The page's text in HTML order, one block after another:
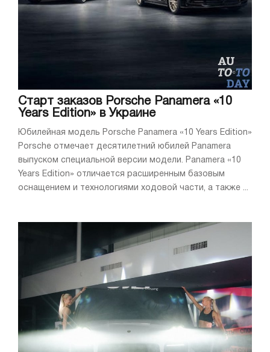
Старт заказов Porsche Panamera «10
Years Edition» в Украине
Юбилейная модель Porsche Panamera «10 Years Edition»
Porsche отмечает десятилетний юбилей Panamera
выпуском специальной версии модели. Panamera «10
Years Edition» отличается расширенным базовым
оснащением и технологиями ходовой части, а также ...